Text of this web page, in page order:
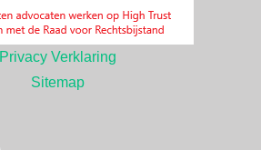
Privacy Verklaring
Sitemap